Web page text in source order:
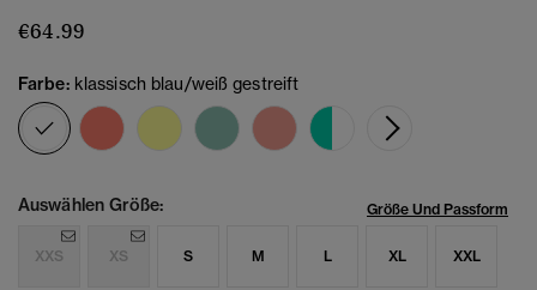
€64.99
Farbe: klassisch blau/weiß gestreift
Ausgewählt
Auswählen Größe: Größe Und Passform
XXS XS S M L XL XXL